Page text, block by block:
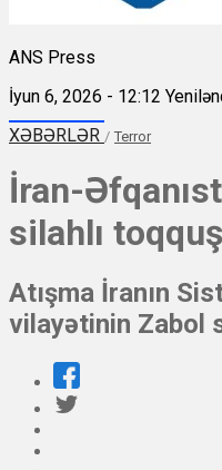
ANS Press
İyun 6, 2026 - 12:12
XƏBƏRLƏR / Terror
İran-
silahlı
Atışma İranın
vilayətinin Zabol